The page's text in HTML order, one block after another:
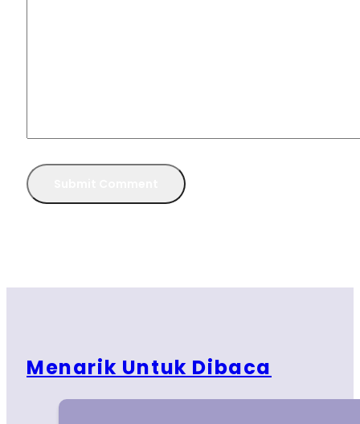
Menarik Untuk Dibaca